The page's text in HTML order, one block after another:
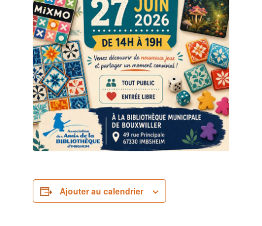
Ajouter au calendrier